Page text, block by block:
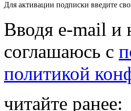
Для активации подписки введите
Вводя e-mail и
соглашаюсь с
политикой
читайте ранее: